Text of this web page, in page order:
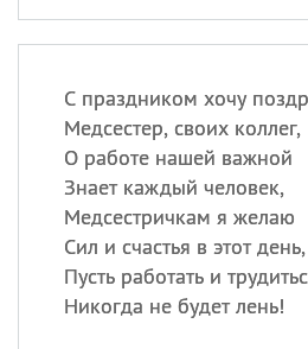
С праздником хочу
Медсестер, своих коллег,
О работе нашей важной
Знает каждый человек,
Медсестричкам я желаю
Сил и счастья в этот день,
Пусть работать и
Никогда не будет лень!